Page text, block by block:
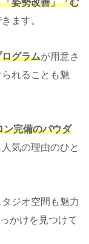
姿勢改善」「む
ます。
グラムが用意さ
れることも魅
ン完備のパウダ
人気の理由のひと
ジオ空間も魅力
かけを見つけて